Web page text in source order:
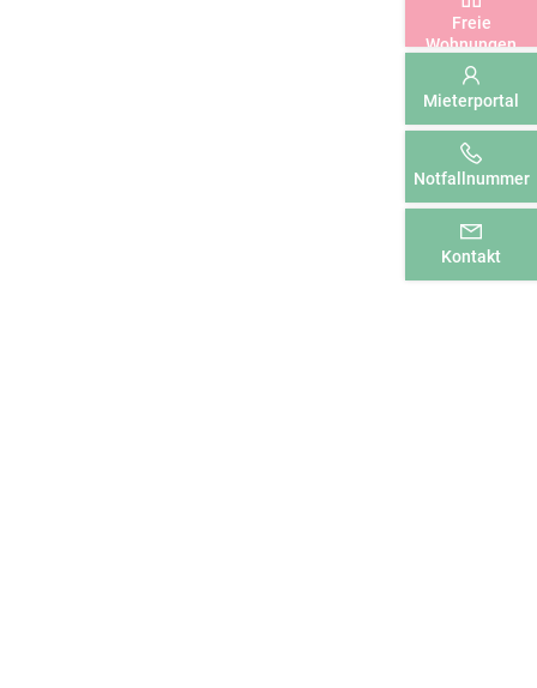
Freie
Wohnungen
Mieterportal
Notfallnummer
Kontakt